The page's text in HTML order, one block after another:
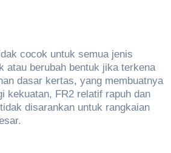
cocok untuk semua jenis
atau berubah bentuk jika terkena
dasar kertas, yang membuatnya
kekuatan, FR2 relatif rapuh dan
disarankan untuk rangkaian